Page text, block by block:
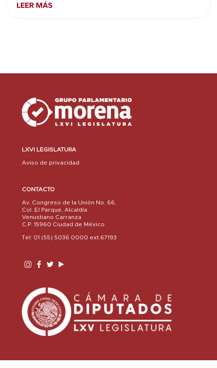
LEER MÁS
LXVI LEGISLATURA
Aviso de privacidad
CONTACTO
Av. Congreso de la Unión No. 66,
Col. El Parque, Alcaldía
Venustiano Carranza
C.P. 15960 Ciudad de México
Tel: 01 (55) 5036 0000 ext.67193